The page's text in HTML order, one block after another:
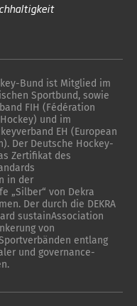
Bund ist Mitglied im
Sportbund, sowie
FIH (Fédération
und im
EH (European
Der Deutsche Hockey-
Zertifikat des
in der
„Silber“ von Dekra
Der durch die DEKRA
sustainAssociation
von
entlang
und governance-